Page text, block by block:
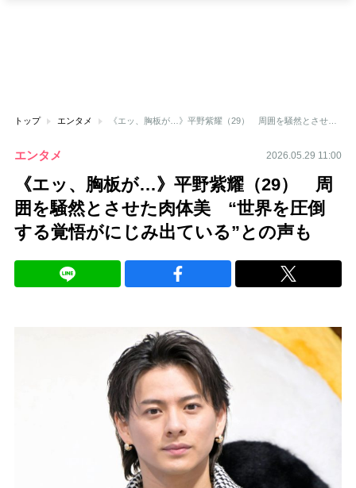
トップ エンタメ 《エッ、胸板が…》平野紫耀（29） 周囲を騒然とさせた肉体美 “世界を圧倒する覚悟がにじみ出ている”との声も
エンタメ 2026.05.29 11:00
《エッ、胸板が…》平野紫耀（29） 周
囲を騒然とさせた肉体美 “世界を圧倒
する覚悟がにじみ出ている”との声も